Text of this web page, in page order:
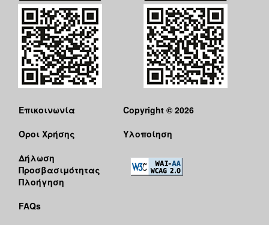
Επικοινωνία
Όροι Χρήσης
Δήλωση
Προσβασιμότητας
Πλοήγηση
FAQs
Copyright © 2026
Υλοποίηση